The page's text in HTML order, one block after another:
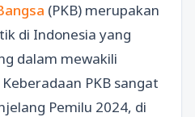
(PKB) merupakan
di Indonesia yang
dalam mewakili
PKB sangat
Pemilu 2024, di